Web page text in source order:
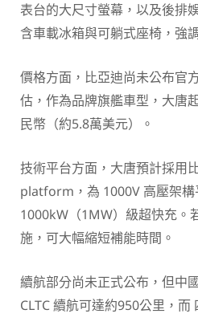
表台的大尺寸螢幕，以及後排
含車載冰箱與可躺式座椅，強
價格方面，比亞迪尚未公布官
估，作為品牌旗艦車型，大唐
民幣（約5.8萬美元）。
技術平台方面，大唐預計採用
platform，為 1000V 高壓架構
1000kW（1MW）級超快充。
施，可大幅縮短補能時間。
續航部分尚未正式公布，但中
CLTC 續航可達約950公里，而